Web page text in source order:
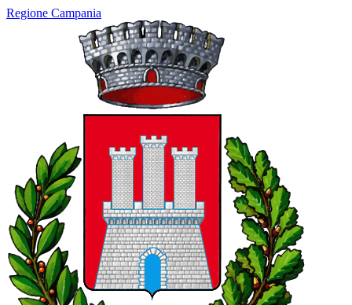
Regione Campania